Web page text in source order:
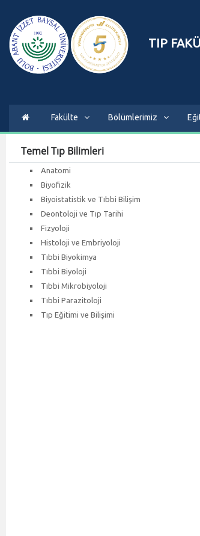
TIP
Fakülte Bölümlerimiz
Temel Tıp Bilimleri
Anatomi
Biyofizik
Biyoistatistik ve Tıbbi Bilişim
Deontoloji ve Tıp Tarihi
Fizyoloji
Histoloji ve Embriyoloji
Tıbbi Biyokimya
Tıbbi Biyoloji
Tıbbi Mikrobiyoloji
Tıbbi Parazitoloji
Tıp Eğitimi ve Bilişimi